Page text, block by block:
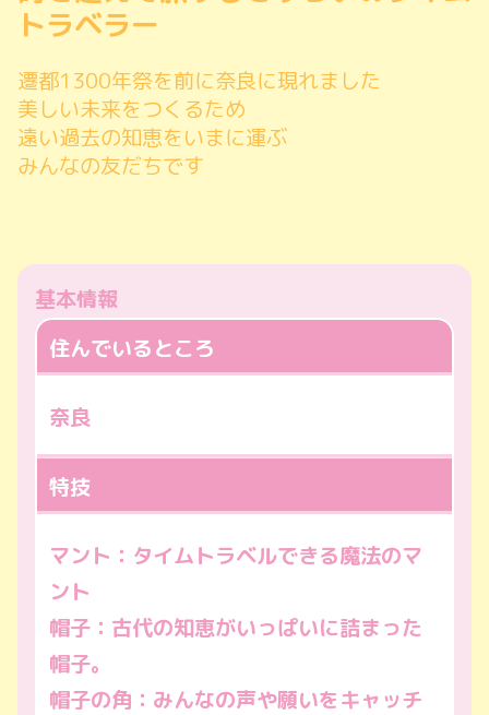
トラベラー
遷都1300年祭を前に奈良に現れました
美しい未来をつくるため
遠い過去の知恵をいまに運ぶ
みんなの友だちです
基本情報
住んでいるところ
奈良
特技
マント：タイムトラベルできる魔法のマ
ント
帽子：古代の知恵がいっぱいに詰まった
帽子。
帽子の角：みんなの声や願いをキャッチ